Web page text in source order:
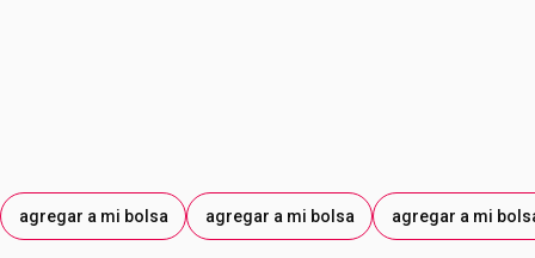
agregar a mi bolsa agregar a mi bolsa agregar a mi